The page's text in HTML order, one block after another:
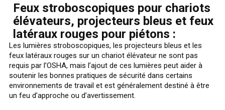
Feux stroboscopiques pour chariots
élévateurs, projecteurs bleus et feux
latéraux rouges pour piétons :
Les lumières stroboscopiques, les projecteurs bleus et les
feux latéraux rouges sur un chariot élévateur ne sont pas
requis par l’OSHA, mais l’ajout de ces lumières peut aider à
soutenir les bonnes pratiques de sécurité dans certains
environnements de travail et est généralement destiné à être
un feu d’approche ou d’avertissement.